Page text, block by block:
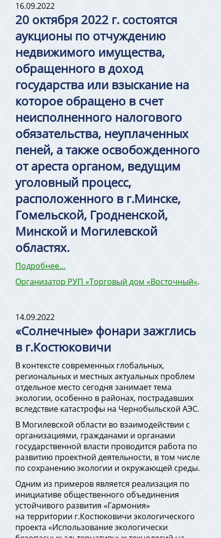
16.09.2022
20 октября 2022 г. состоятся
аукционы по отчуждению
недвижимого имущества,
обращенного в доход
государства или взыскание на
которое обращено в счет
неисполненного налогового
обязательства, неуплаченных
пеней, а также освобожденного
от ареста органом, ведущим
уголовный процесс,
расположенного в г.Минске,
Гомельской, Гродненской,
Минской и Могилевской
областях.
Подробнее…
Организатор РУП «Торговый дом «Восточный».
14.09.2022
«Солнечные» фонари зажглись
в г.Костюковичи
В контексте современных глобальных,
региональных и местных актуальных проблем
отдельное место сегодня занимает тема
экологии, особенно в районах, пострадавших
вследствие катастрофы на Чернобыльской АЭС.
В Могилевской области во взаимодействии с
организациями, гражданами и органами
государственной власти проводится работа по
развитию проектной деятельности, в том числе
по сохранению экологии и окружающей среды.
Одним из примеров является реализация по
инициативе общественного объединения
устойчивого развития «Гармония»
на территории г.Костюковичи экологического
проекта «Использование экологически